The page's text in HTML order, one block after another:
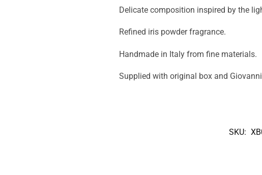
Delicate composition inspired by the
Refined iris powder fragrance.
Handmade in Italy from fine materials.
Supplied with original box and
SKU: